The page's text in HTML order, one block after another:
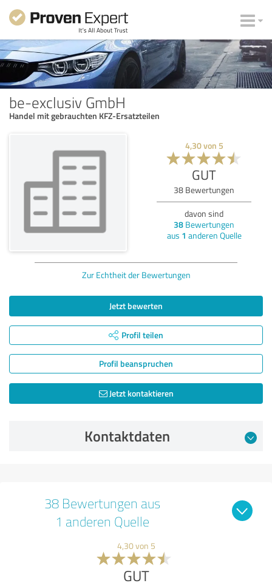
be-exclusiv GmbH
Handel mit gebrauchten KFZ-Ersatzteilen
4,30von 5
GUT
38 Bewertungen
davon sind
38 Bewertungen
aus 1 anderen Quelle
Zur Echtheit der Bewertungen
Jetzt bewerten
Profil teilen
Profil beanspruchen
Jetzt kontaktieren
Kontaktdaten
38 Bewertungen aus
1 anderen Quelle
4,30 von 5
GUT